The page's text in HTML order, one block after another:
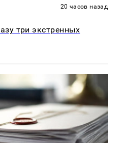
20 часов назад
три экстренных